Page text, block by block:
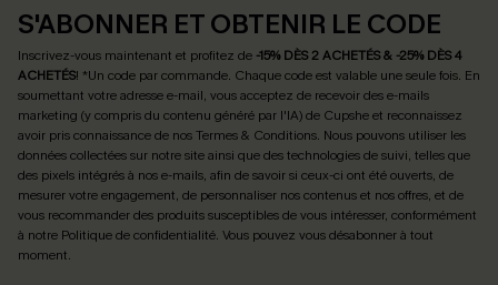
S'ABONNER ET OBTENIR LE CODE
Inscrivez-vous maintenant et profitez de -15% DÈS 2 ACHETÉS & -25% DÈS 4
ACHETÉS! *Un code par commande. Chaque code est valable une seule fois. En
soumettant votre adresse e-mail, vous acceptez de recevoir des e-mails
marketing (y compris du contenu généré par l'IA) de Cupshe et reconnaissez
avoir pris connaissance de nosTermes & Conditions. Nous pouvons utiliser les
données collectées sur notre site ainsi que des technologies de suivi, telles que
des pixels intégrés à nos e-mails, afin de savoir si ceux-ci ont été ouverts, de
mesurer votre engagement, de personnaliser nos contenus et nos offres, et de
vous recommander des produits susceptibles de vous intéresser, conformément
à notre Politique de confidentialité. Vous pouvez vous désabonner à tout
moment.